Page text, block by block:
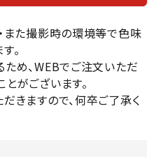
また撮影時の環境等で色味
。
め、WEBでご注文いただ
がございます。
きますので、何卒ご了承く